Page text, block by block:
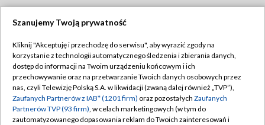
TVP
Abonament TVP
Emisja w TVP
Centrum informacji TVP
Regulamin TVP
Polityka prywatności
Moje zgody
Szanujemy Twoją prywatność
Kliknij "Akceptuję i przechodzę do serwisu", aby wyrazić zgody na
korzystanie z technologii automatycznego śledzenia i zbierania danych,
dostęp do informacji na Twoim urządzeniu końcowym i ich
przechowywanie oraz na przetwarzanie Twoich danych osobowych przez
nas, czyli Telewizję Polską S.A. w likwidacji (zwaną dalej również „TVP”),
Zaufanych Partnerów z IAB* (1201 firm) oraz pozostałych Zaufanych
Partnerów TVP (93 firm), w celach marketingowych (w tym do
zautomatyzowanego dopasowania reklam do Twoich zainteresowań i